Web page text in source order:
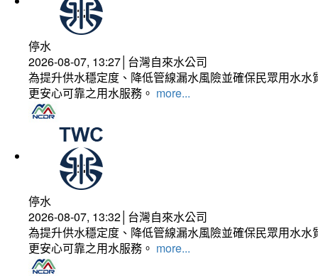
停水
2026-08-07, 13:27│台灣自來水公司
為提升供水穩定度、降低管線漏水風險並確保民眾用水
更安心可靠之用水服務。 more...
停水
2026-08-07, 13:32│台灣自來水公司
為提升供水穩定度、降低管線漏水風險並確保民眾用水
更安心可靠之用水服務。 more...